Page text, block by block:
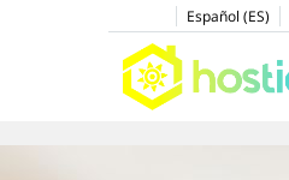
Español (ES)